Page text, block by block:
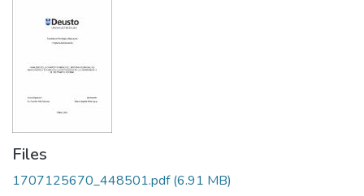
Statistics
Policies
Files
1707125670_448501.pdf(6.91 MB)